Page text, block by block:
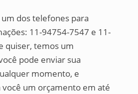
dos telefones para
11-94754-7547 e 11-
quiser, temos um
pode enviar sua
momento, e
você um orçamento em até